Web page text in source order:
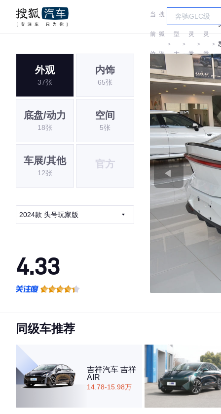
当
前
位
置:
搜
狐
汽
车
＞
车
型
大
＞
灵
悉
＞
灵
悉
＞
L
外观
37张
内饰
65张
底盘/动力
18张
空间
5张
车展/其他
12张
官方
2024款 头号玩家版
4.33
·空间表现较为优秀，优于100%同级车
同级车推荐
吉祥汽车 吉祥
AIR
14.78-15.98万